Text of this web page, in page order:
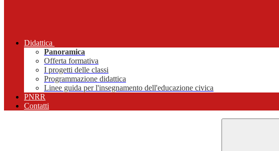
Didattica
Panoramica
Offerta formativa
I progetti delle classi
Programmazione didattica
Linee guida per l'insegnamento dell'educazione civica
PNRR
Contatti